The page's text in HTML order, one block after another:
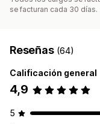
se facturan cada 30 días.
Reseñas (64)
Calificación general
4,9
5